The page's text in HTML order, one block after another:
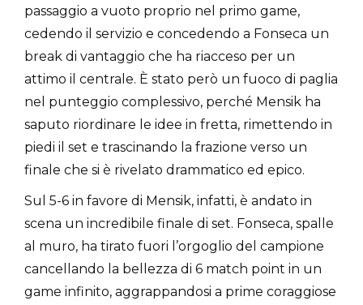
passaggio a vuoto proprio nel primo game,
cedendo il servizio e concedendo a Fonseca un
break di vantaggio che ha riacceso per un
attimo il centrale. È stato però un fuoco di paglia
nel punteggio complessivo, perché Mensik ha
saputo riordinare le idee in fretta, rimettendo in
piedi il set e trascinando la frazione verso un
finale che si è rivelato drammatico ed epico.
Sul 5-6 in favore di Mensik, infatti, è andato in
scena un incredibile finale di set. Fonseca, spalle
al muro, ha tirato fuori l’orgoglio del campione
cancellando la bellezza di 6 match point in un
game infinito, aggrappandosi a prime coraggiose